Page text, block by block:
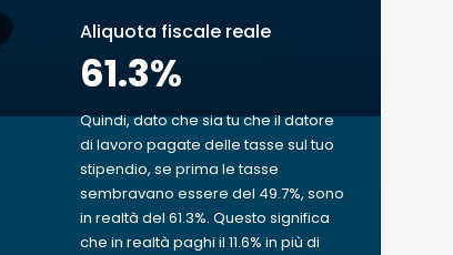
Aliquota fiscale reale
61.3%
Quindi, dato che sia tu che il datore
di lavoro pagate delle tasse sul tuo
stipendio, se prima le tasse
sembravano essere del 49.7%, sono
in realtà del 61.3%. Questo significa
che in realtà paghi il 11.6% in più di